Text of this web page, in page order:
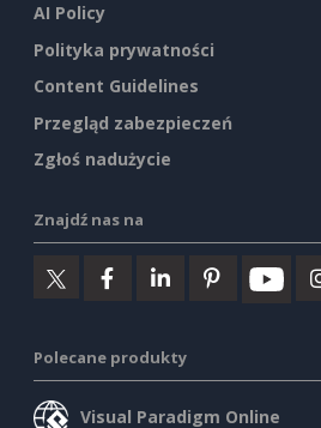
AI Policy
Polityka prywatności
Content Guidelines
Przegląd zabezpieczeń
Zgłoś nadużycie
Znajdź nas na
Polecane produkty
Visual Paradigm Online